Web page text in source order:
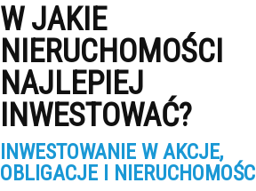
W JAKIE
NIERUCHOMOŚCI
NAJLEPIEJ
INWESTOWAĆ?
INWESTOWANIE W AKCJE,
OBLIGACJE I NIERUCHOMOŚCI